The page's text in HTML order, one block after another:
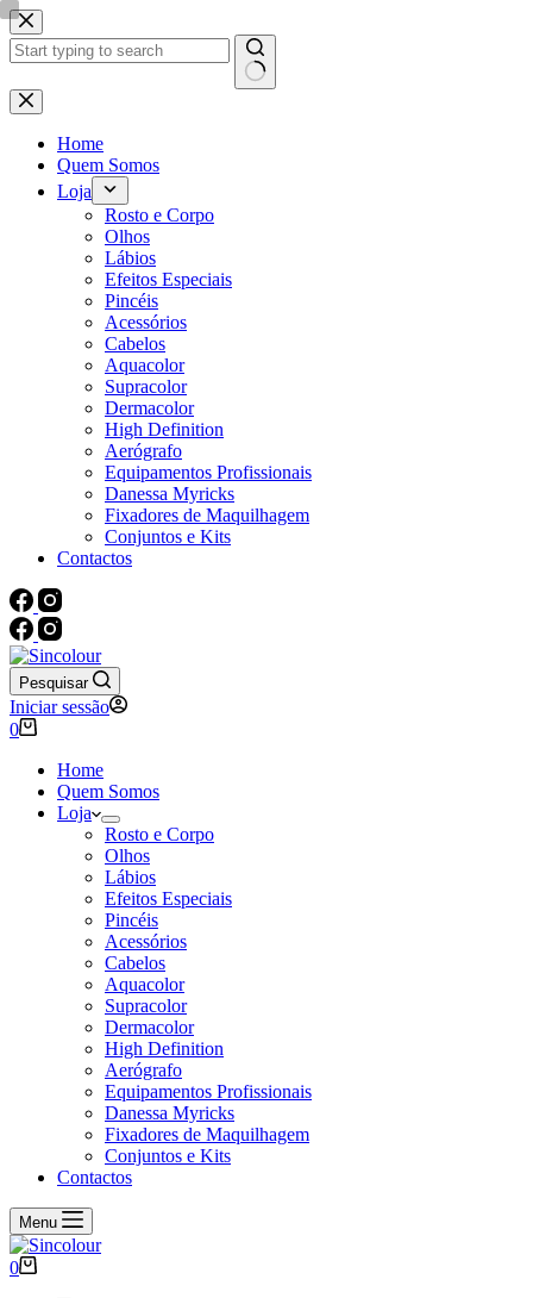
Pular
para
o
Sem
resultados
Home
Quem Somos
Loja
Rosto e Corpo
Olhos
Lábios
Efeitos Especiais
Pincéis
Acessórios
Cabelos
Aquacolor
Supracolor
Dermacolor
High Definition
Aerógrafo
Equipamentos Profissionais
Danessa Myricks
Fixadores de Maquilhagem
Conjuntos e Kits
Contactos
Pesquisar
Iniciar sessão
Carrinho
compras
0
Home
Quem Somos
Loja
Rosto e Corpo
Olhos
Lábios
Efeitos Especiais
Pincéis
Acessórios
Cabelos
Aquacolor
Supracolor
Dermacolor
High Definition
Aerógrafo
Equipamentos Profissionais
Danessa Myricks
Fixadores de Maquilhagem
Conjuntos e Kits
Contactos
Menu
Carrinho
0